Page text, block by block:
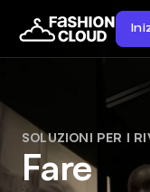
SOLUZIONI PER I
Fare